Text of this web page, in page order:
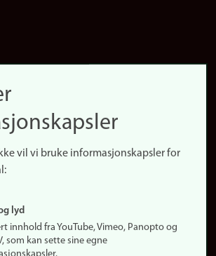
vil vi bruke informasjonskapsler for
lyd
innhold fra YouTube, Vimeo, Panopto og
som kan sette sine egne